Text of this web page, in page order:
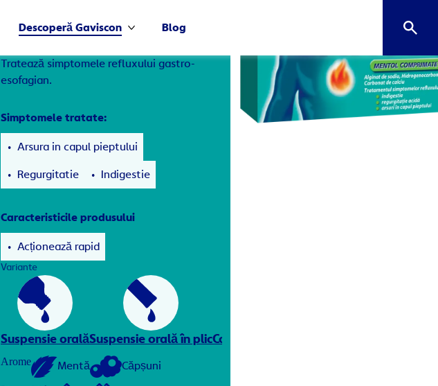
Descoperă Gaviscon
Mai multe Descoperă Gaviscon
Blog
Tratează simptomele refluxului gastro-
esofagian.
Simptomele tratate:
Arsura in capul pieptului
Regurgitatie Indigestie
Caracteristicile produsului
Acționează rapid
Variante
Suspensie oralăSuspensie orală în plicComprimate masticabile
Arome Mentă Căpșuni